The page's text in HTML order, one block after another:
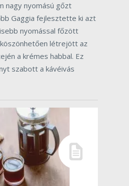
nagy nyomású gőzt
Gaggia fejlesztette ki azt
nyomással főzött
létrejött az
a krémes habbal. Ez
szabott a kávéivás